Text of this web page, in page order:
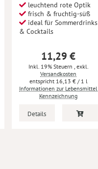
leuchtend rote Optik
frisch & fruchtig-süß
ideal für Sommerdrinks
& Cocktails
11,29 €
Inkl. 19% Steuern , exkl.
Versandkosten
16,13 €/ 1 l
Informationen zur Lebensmittel
Kennzeichnung
Details